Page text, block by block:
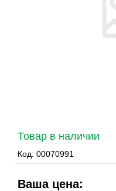
Товар в наличии
Код: 00070991
Ваша цена: